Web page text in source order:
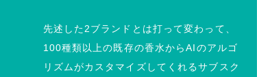
先述した2ブランドとは打って変わって、
100種類以上の既存の香水からAIのアルゴ
リズムがカスタマイズしてくれるサブスク